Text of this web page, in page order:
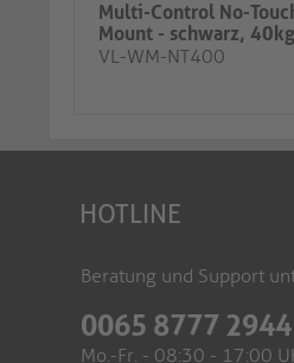
Multi-Control No-
Mount - schwarz, 40kg
VL-WM-NT400
HOTLINE
Beratung und Support
0065 8777 2944
Mo.-Fr. - 08:30 - 17:00